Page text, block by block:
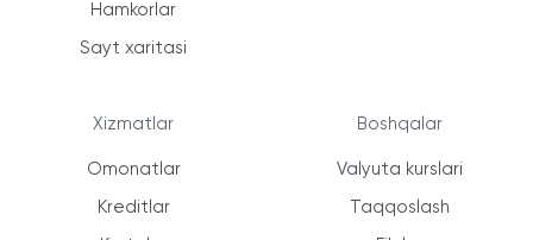
Hamkorlar
Sayt xaritasi
Xizmatlar
Omonatlar
Kreditlar
Boshqalar
Valyuta kurslari
Taqqoslash